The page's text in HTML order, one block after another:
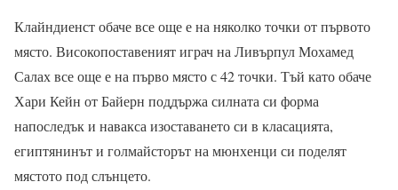
Клайндиенст обаче все още е на няколко точки от първото
място. Високопоставеният играч на Ливърпул Мохамед
Салах все още е на първо място с 42 точки. Тъй като обаче
Хари Кейн от Байерн поддържа силната си форма
напоследък и навакса изоставането си в класацията,
египтянинът и голмайсторът на мюнхенци си поделят
мястото под слънцето.